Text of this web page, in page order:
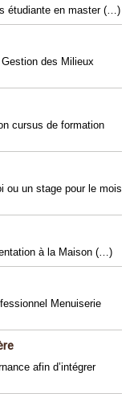
étudiante en master (…)
des Milieux
cursus de formation
ou un stage pour le mois
à la Maison (…)
Menuiserie
afin d’intégrer